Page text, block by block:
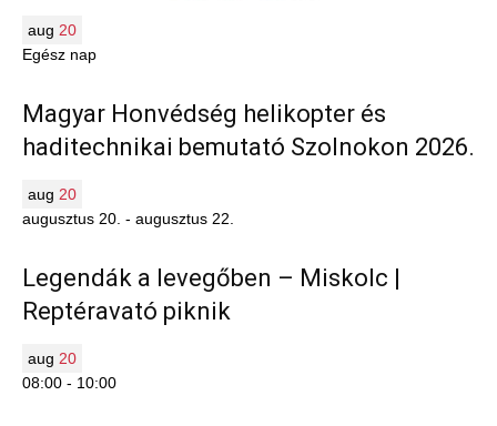
aug 20
Egész nap
Magyar Honvédség helikopter és
haditechnikai bemutató Szolnokon 2026.
aug 20
augusztus 20. - augusztus 22.
Legendák a levegőben – Miskolc |
Reptéravató piknik
aug 20
08:00 - 10:00